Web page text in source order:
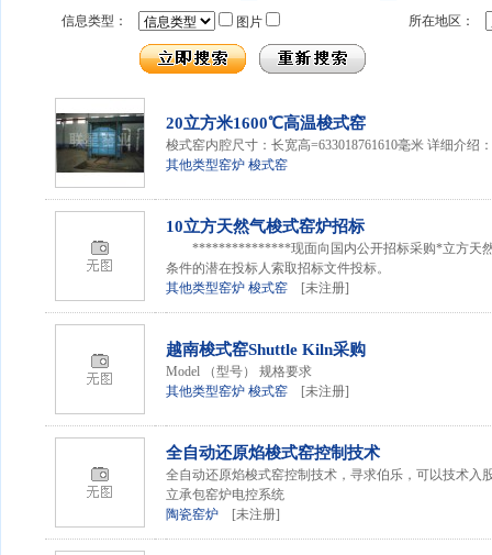
信息类型： 图片 所在地区：
20立方米1600℃高温梭式窑
梭式窑内腔尺寸：长宽高=633018761610毫米 详细介绍
其他类型窑炉 梭式窑
10立方天然气梭式窑炉招标
***************现面向国内公开招标采购*立方天
条件的潜在投标人索取招标文件投标。
其他类型窑炉 梭式窑 [未注册]
越南梭式窑Shuttle Kiln采购
Model （型号） 规格要求
其他类型窑炉 梭式窑 [未注册]
全自动还原焰梭式窑控制技术
全自动还原焰梭式窑控制技术，寻求伯乐，可以技术入
立承包窑炉电控系统
陶瓷窑炉
[未注册]